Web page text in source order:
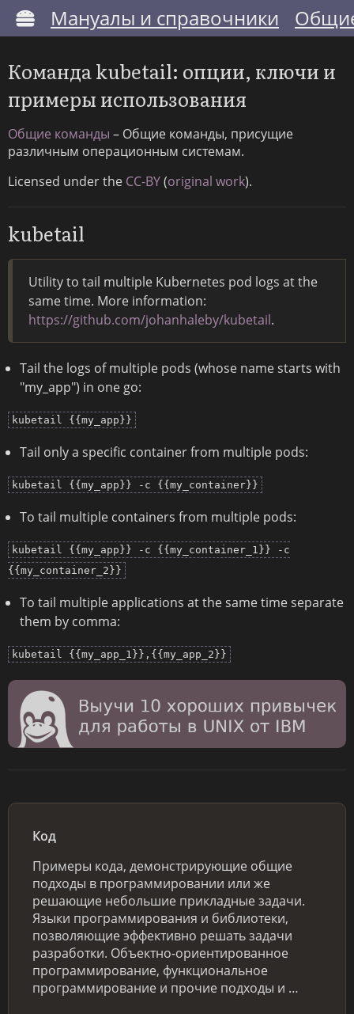
Мануалы и справочники
Команда kubetail: опции, ключи и
примеры использования
Общие команды – Общие команды, присущие
различным операционным системам.
Licensed under the CC-BY(original work).
kubetail
Utility to tail multiple Kubernetes pod logs at the
same time. More information:
https://github.com/johanhaleby/kubetail.
Tail the logs of multiple pods (whose name starts with
"my_app") in one go:
kubetail {{my_app}}
Tail only a specific container from multiple pods:
kubetail {{my_app}} -c {{my_container}}
To tail multiple containers from multiple pods:
kubetail {{my_app}} -c {{my_container_1}} -c
{{my_container_2}}
To tail multiple applications at the same time separate
them by comma:
kubetail {{my_app_1}},{{my_app_2}}
Код
Примеры кода, демонстрирующие общие
подходы в программировании или же
решающие небольшие прикладные задачи.
Языки программирования и библиотеки,
позволяющие эффективно решать задачи
разработки. Объектно-ориентированное
программирование, функциональное
программирование и прочие подходы и …